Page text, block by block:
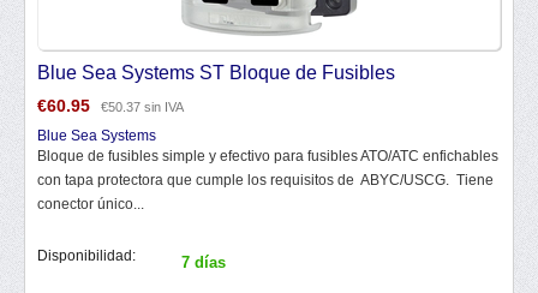
Blue Sea Systems ST Bloque de Fusibles
€60.95 €50.37 sin IVA
Blue Sea Systems
Bloque de fusibles simple y efectivo para fusibles ATO/ATC enfichables
con tapa protectora que cumple los requisitos de ABYC/USCG. Tiene
conector único...
Disponibilidad: 7 días